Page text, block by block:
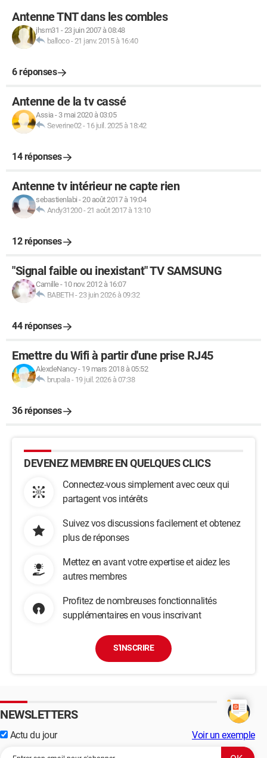
Antenne TNT dans les combles
jhsm31 -23 juin 2007 à 08:48
balloco-21 janv. 2015 à 16:40
6 réponses
Antenne de la tv cassé
Assia- 3 mai 2020 à 03:05
Severine02- 16 juil. 2025 à 18:42
14 réponses
Antenne tv intérieur ne capte rien
sebastienlabi -20 août 2017 à 19:04
Andy31200-21 août 2017 à 13:10
12 réponses
"Signal faible ou inexistant" TV SAMSUNG
Camille- 10 nov. 2012 à 16:07
BABETH -23 juin 2026 à 09:32
44 réponses
Emettre du Wifi à partir d'une prise RJ45
AlexdeNancy- 19 mars 2018 à 05:52
brupala - 19 juil. 2026 à 07:38
36 réponses
DEVENEZ MEMBRE EN QUELQUES CLICS
Connectez-vous simplement avec ceux qui
partagent vos intérêts
Suivez vos discussions facilement et obtenez
plus de réponses
Mettez en avant votre expertise et aidez les
autres membres
Profitez de nombreuses fonctionnalités
supplémentaires en vous inscrivant
S'INSCRIRE
NEWSLETTERS
Actu du jour Voir un exemple